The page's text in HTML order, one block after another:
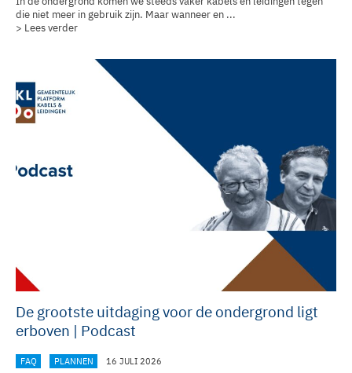
die niet meer in gebruik zijn. Maar wanneer en ...
> Lees verder
De grootste uitdaging voor de ondergrond ligt
erboven | Podcast
FAQ PLANNEN 16 JULI 2026